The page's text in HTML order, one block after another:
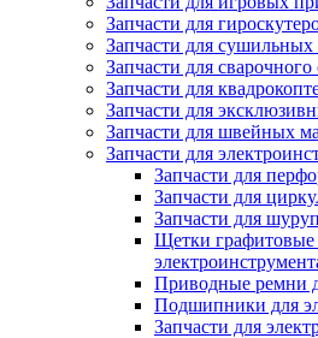
Запчасти для
Запчасти для
Запчасти для
Запчасти для
Запчасти для
Запчасти для швейных
Запчасти для
Запчасти для
Запчасти для
Запчасти для
Щетки графитовые
Приводные ремни
Подшипники для
Запчасти для